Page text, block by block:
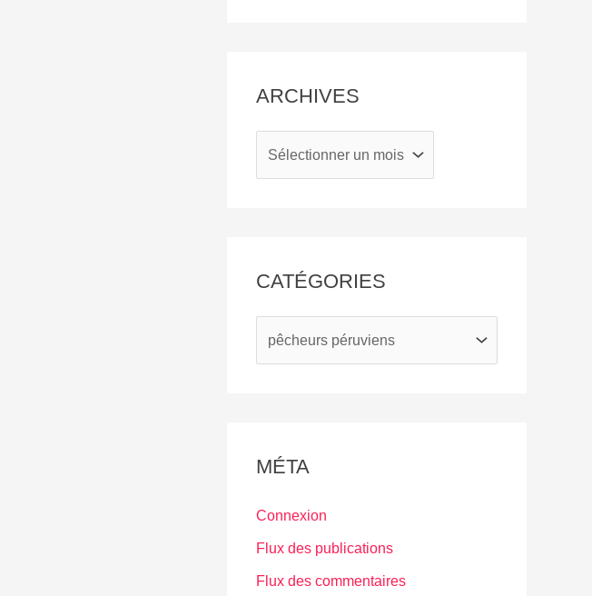
ARCHIVES
v
e
CATÉGORIES
o
s
MÉTA
Connexion
Flux des publications
Flux des commentaires